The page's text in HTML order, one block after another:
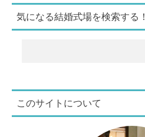
気になる結婚式場を検索する！
このサイトについて